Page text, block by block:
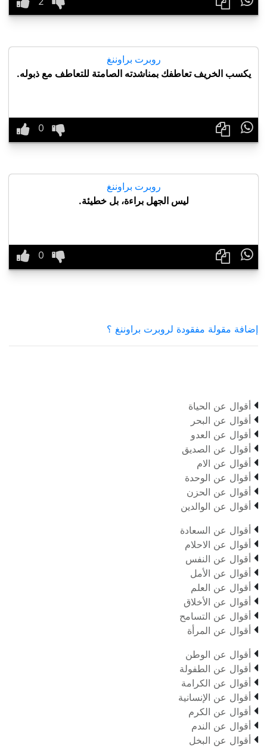
روبرت براوننغ
يكسب الخريف تعاطفك بمناشدته الصامتة للتعاطف مع ذبوله.

روبرت براوننغ
ليس الجهل براءة، بل خطيئة.

إضافة مقولة مفقودة لروبرت براوننغ ؟
 أقوال عن الحياة
 أقوال عن البحر
 أقوال عن العدو
 أقوال عن الصديق
 أقوال عن الام
 أقوال عن الوحدة
 أقوال عن الحزن
 أقوال عن الوالدين
 أقوال عن السعادة
 أقوال عن الاحلام
 أقوال عن النفس
 أقوال عن الأمل
 أقوال عن العلم
 أقوال عن الأخلاق
 أقوال عن التسامح
 أقوال عن المرأة
 أقوال عن الوطن
 أقوال عن الطفولة
 أقوال عن الكرامة
 أقوال عن الإنسانية
 أقوال عن الكرم
 أقوال عن الندم
 أقوال عن البخل